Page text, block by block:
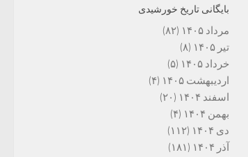
بایگانی تاریخ خورشیدی
مرداد ۱۴۰۵
(۸۲)
تیر ۱۴۰۵
(۸)
خرداد ۱۴۰۵
(۵)
اردیبهشت ۱۴۰۵
(۴)
اسفند ۱۴۰۴
(۲۰)
بهمن ۱۴۰۴
(۴)
دی ۱۴۰۴
(۱۱۲)
آذر ۱۴۰۴
(۱۸۱)